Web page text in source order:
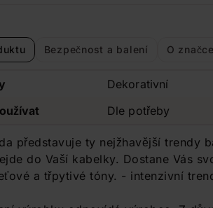
Bezpečnost a balení O značce
Dekorativní
Dle potřeby
představuje ty nejžhavější trendy
do Vaší kabelky. Dostane Vás
a třpytivé tóny. - intenzivní